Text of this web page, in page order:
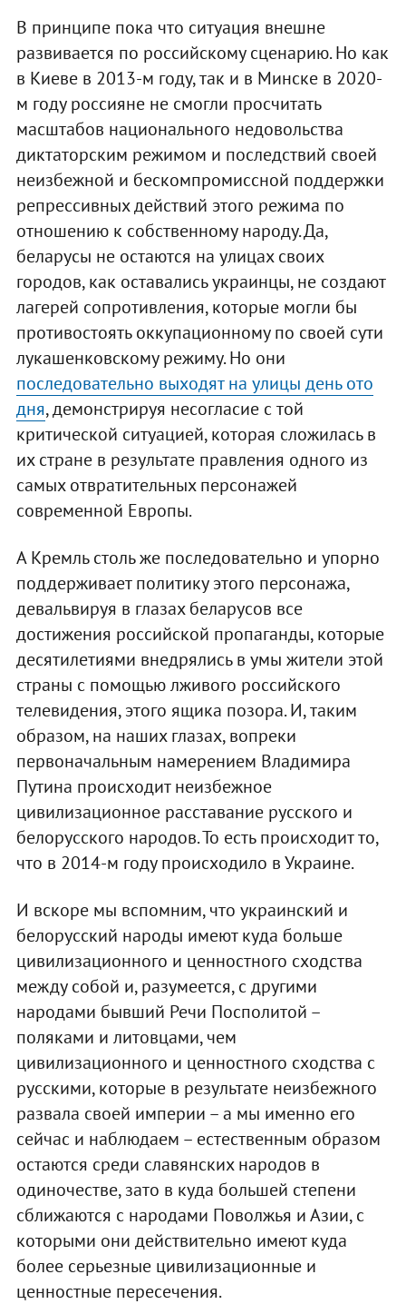
В принципе пока что ситуация внешне
развивается по российскому сценарию. Но как
в Киеве в 2013-м году, так и в Минске в 2020-
м году россияне не смогли просчитать
масштабов национального недовольства
диктаторским режимом и последствий своей
неизбежной и бескомпромиссной поддержки
репрессивных действий этого режима по
отношению к собственному народу. Да,
беларусы не остаются на улицах своих
городов, как оставались украинцы, не создают
лагерей сопротивления, которые могли бы
противостоять оккупационному по своей сути
лукашенковскому режиму. Но они
последовательно выходят на улицы день ото
дня, демонстрируя несогласие с той
критической ситуацией, которая сложилась в
их стране в результате правления одного из
самых отвратительных персонажей
современной Европы.
А Кремль столь же последовательно и упорно
поддерживает политику этого персонажа,
девальвируя в глазах беларусов все
достижения российской пропаганды, которые
десятилетиями внедрялись в умы жители этой
страны с помощью лживого российского
телевидения, этого ящика позора. И, таким
образом, на наших глазах, вопреки
первоначальным намерением Владимира
Путина происходит неизбежное
цивилизационное расставание русского и
белорусского народов. То есть происходит то,
что в 2014-м году происходило в Украине.
И вскоре мы вспомним, что украинский и
белорусский народы имеют куда больше
цивилизационного и ценностного сходства
между собой и, разумеется, с другими
народами бывший Речи Посполитой –
поляками и литовцами, чем
цивилизационного и ценностного сходства с
русскими, которые в результате неизбежного
развала своей империи – а мы именно его
сейчас и наблюдаем – естественным образом
остаются среди славянских народов в
одиночестве, зато в куда большей степени
сближаются с народами Поволжья и Азии, с
которыми они действительно имеют куда
более серьезные цивилизационные и
ценностные пересечения.